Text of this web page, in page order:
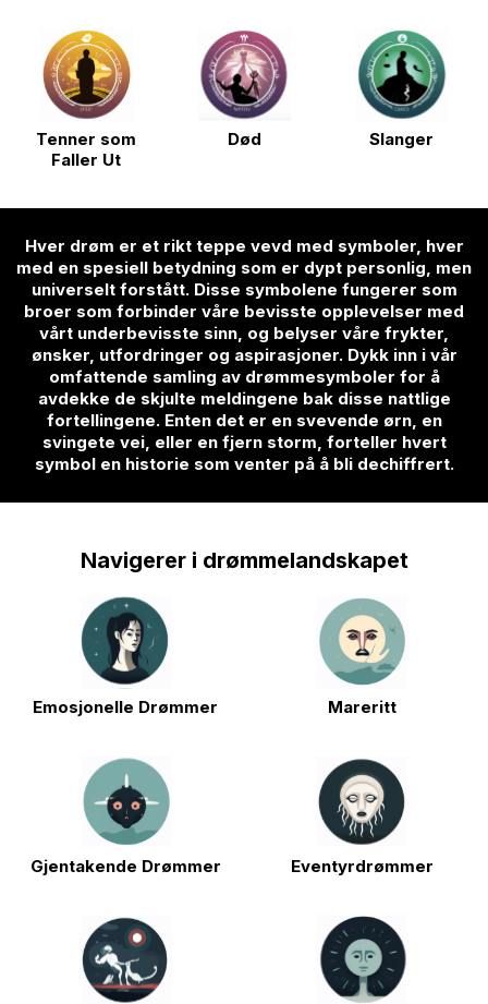
Tenner som
Faller Ut
Død Slanger
Hver drøm er et rikt teppe vevd med symboler, hver
med en spesiell betydning som er dypt personlig, men
universelt forstått. Disse symbolene fungerer som
broer som forbinder våre bevisste opplevelser med
vårt underbevisste sinn, og belyser våre frykter,
ønsker, utfordringer og aspirasjoner. Dykk inn i vår
omfattende samling av drømmesymboler for å
avdekke de skjulte meldingene bak disse nattlige
fortellingene. Enten det er en svevende ørn, en
svingete vei, eller en fjern storm, forteller hvert
symbol en historie som venter på å bli dechiffrert.
Navigerer i drømmelandskapet
Emosjonelle Drømmer Mareritt
Gjentakende Drømmer Eventyrdrømmer